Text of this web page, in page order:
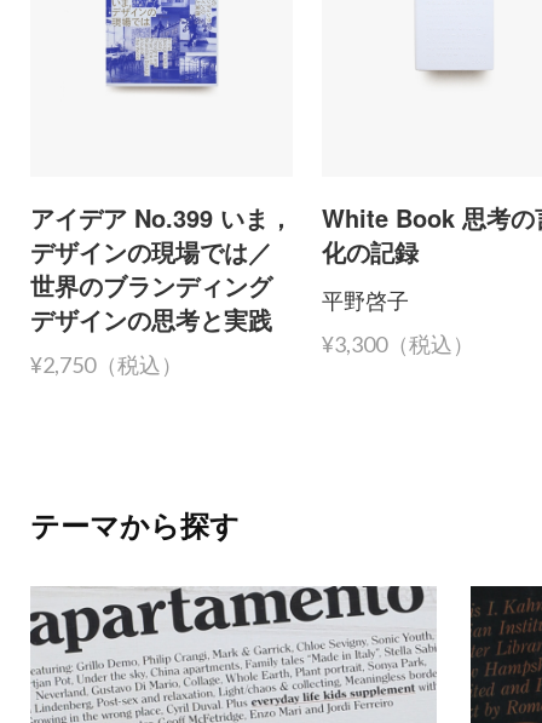
アイデア No.399 いま，
デザインの現場では／
世界のブランディング
デザインの思考と実践
¥2,750（税込）
White Book 思考の
化の記録
平野啓子
¥3,300（税込）
テーマから探す